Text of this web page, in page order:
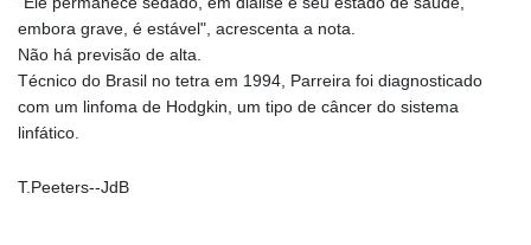
embora grave, é estável", acrescenta a nota.
Não há previsão de alta.
Técnico do Brasil no tetra em 1994, Parreira foi diagnosticado
com um linfoma de Hodgkin, um tipo de câncer do sistema
linfático.
T.Peeters--JdB